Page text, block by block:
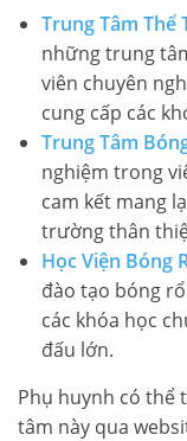
Trung Tâm Thể
những trung
viên chuyên
cung cấp các
Trung Tâm
nghiệm trong
cam kết mang
trường thân
Học Viện Bóng
đào tạo bóng
các khóa học
đấu lớn.
Phụ huynh có thể
tâm này qua